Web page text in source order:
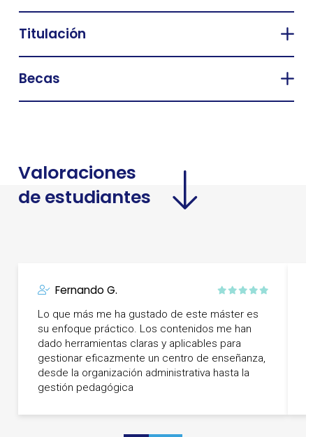
Titulación
Becas
Valoraciones
de estudiantes
Fernando G.
Lo que más me ha gustado de este máster es
su enfoque práctico. Los contenidos me han
dado herramientas claras y aplicables para
gestionar eficazmente un centro de enseñanza,
desde la organización administrativa hasta la
gestión pedagógica